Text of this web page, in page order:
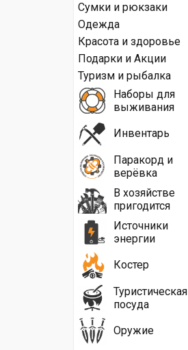
Сумки и рюкзаки
Одежда
Красота и здоровье
Подарки и Акции
Туризм и рыбалка
Наборы для
выживания
Инвентарь
Паракорд и
верёвка
В хозяйстве
пригодится
Источники
энергии
Костер
Туристическая
посуда
Оружие